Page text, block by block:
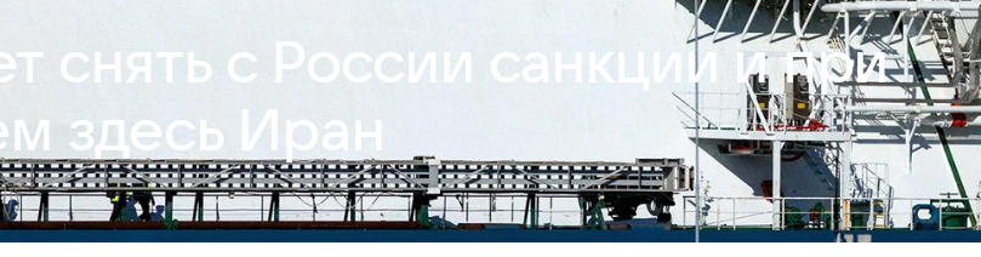
снять с России санкции и при
здесь Иран